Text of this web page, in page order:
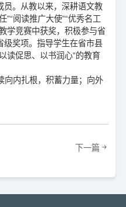
员。从教以来，深耕语文教
”“阅读推广大使”“优秀名工
学竞赛中获奖，积极参与省
级奖项。指导学生在省市县
读促思、以书润心”的教育
向内扎根，积蓄力量；向外
下一篇